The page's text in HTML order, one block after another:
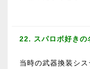
22. スパロボ好きの
当時の武器換装シス